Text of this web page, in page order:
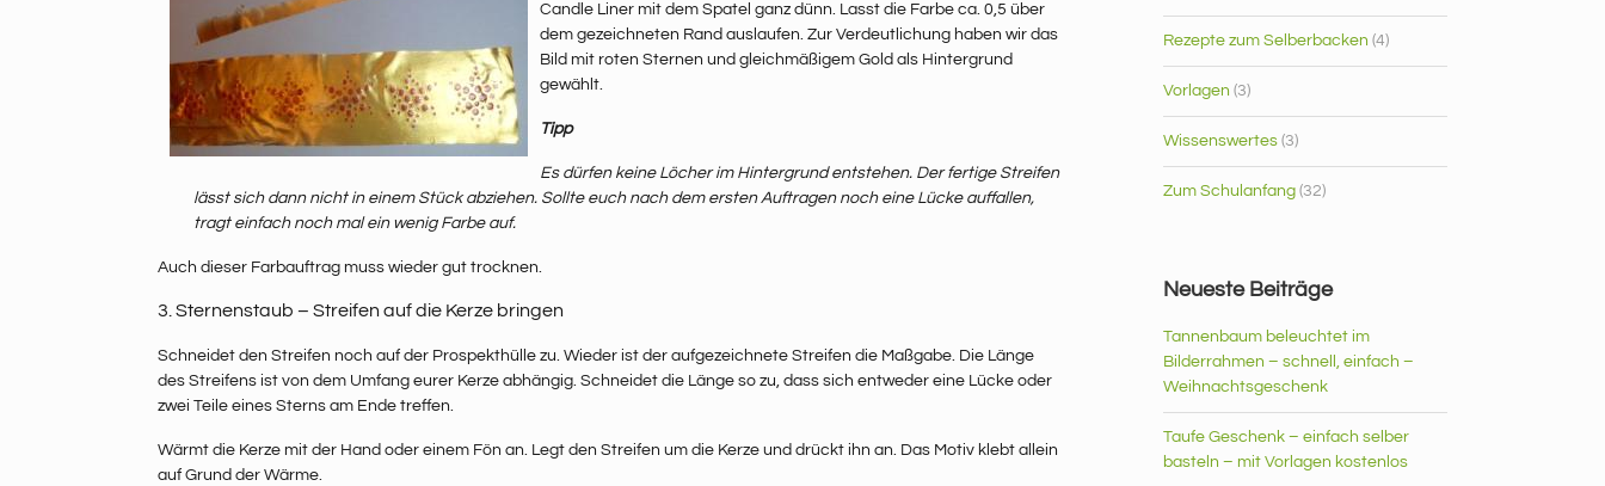
Candle Liner mit dem Spatel ganz dünn. Lasst die Farbe ca. 0,5 über
dem gezeichneten Rand auslaufen. Zur Verdeutlichung haben wir das
Bild mit roten Sternen und gleichmäßigem Gold als Hintergrund
gewählt.
Tipp
Es dürfen keine Löcher im Hintergrund entstehen. Der fertige Streifen
lässt sich dann nicht in einem Stück abziehen. Sollte euch nach dem ersten Auftragen noch eine Lücke auffallen,
tragt einfach noch mal ein wenig Farbe auf.
Auch dieser Farbauftrag muss wieder gut trocknen.
3. Sternenstaub – Streifen auf die Kerze bringen
Schneidet den Streifen noch auf der Prospekthülle zu. Wieder ist der aufgezeichnete Streifen die Maßgabe. Die Länge
des Streifens ist von dem Umfang eurer Kerze abhängig. Schneidet die Länge so zu, dass sich entweder eine Lücke oder
zwei Teile eines Sterns am Ende treffen.
Wärmt die Kerze mit der Hand oder einem Fön an. Legt den Streifen um die Kerze und drückt ihn an. Das Motiv klebt allein
auf Grund der Wärme.
Rezepte zum Selberbacken (4)
Vorlagen (3)
Wissenswertes (3)
Zum Schulanfang (32)
Neueste Beiträge
Tannenbaum beleuchtet im
Bilderrahmen – schnell, einfach –
Weihnachtsgeschenk
Taufe Geschenk – einfach selber
basteln – mit Vorlagen kostenlos